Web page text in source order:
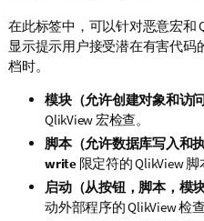
在此标签中，可以针对恶意宏和
显示提示用户接受潜在有害代
档时。
模块（允许创建对象和访问
QlikView 宏检查。
脚本（允许数据库写入和执
write限定符的 QlikView 脚
启动（从按钮，脚本，模
动外部程序的 QlikView 检查